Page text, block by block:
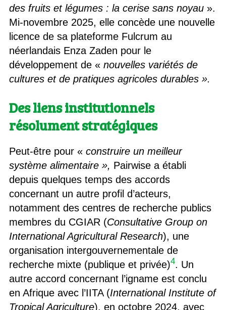
des fruits et légumes : la cerise sans noyau».
Mi-novembre 2025, elle concède une nouvelle
licence de sa plateforme Fulcrum au
néerlandais Enza Zaden pour le
développement de « nouvelles variétés de
cultures et de pratiques agricoles durables ».
Des liens institutionnels
résolument stratégiques
Peut-être pour «construire un meilleur
système alimentaire », Pairwise a établi
depuis quelques temps des accords
concernant un autre profil d’acteurs,
notamment des centres de recherche publics
membres du CGIAR (Consultative Group on
International Agricultural Research), une
organisation intergouvernementale de
recherche mixte (publique et privée)4. Un
autre accord concernant l’igname est conclu
en Afrique avec l’IITA (International Institute of
Tropical Agriculture), en octobre 2024, avec